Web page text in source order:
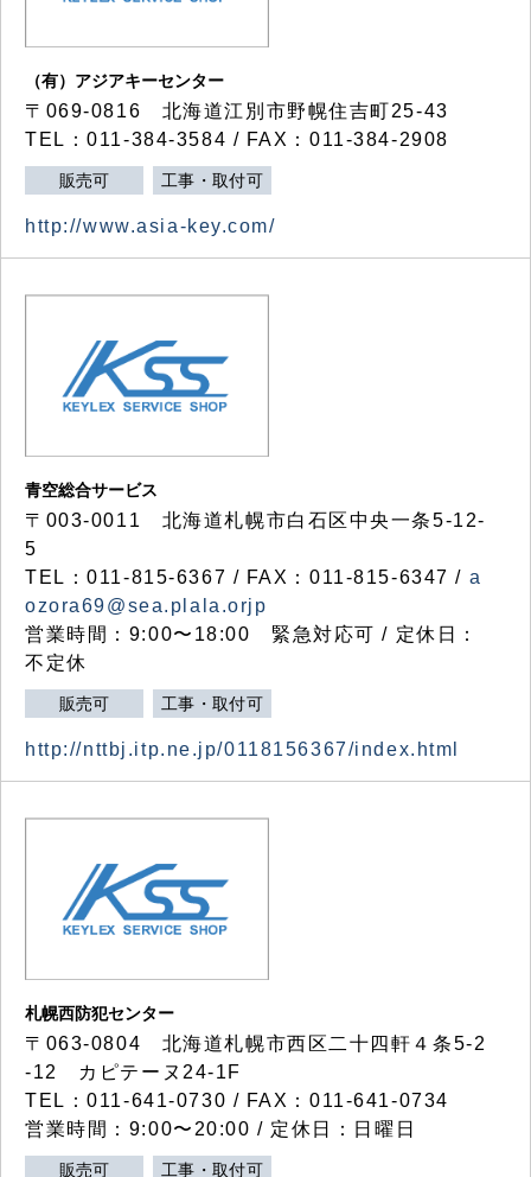
（有）アジアキーセンター
〒069-0816 北海道江別市野幌住吉町25-43
TEL：011-384-3584 / FAX：011-384-2908
販売可 工事・取付可
http://www.asia-key.com/
青空総合サービス
〒003-0011 北海道札幌市白石区中央一条5-12-
5
TEL：011-815-6367 / FAX：011-815-6347 / a
ozora69@sea.plala.orjp
営業時間：9:00〜18:00 緊急対応可 / 定休日：
不定休
販売可 工事・取付可
http://nttbj.itp.ne.jp/0118156367/index.html
札幌西防犯センター
〒063-0804 北海道札幌市西区二十四軒４条5-2
-12 カピテーヌ24-1F
TEL：011-641-0730 / FAX：011-641-0734
営業時間：9:00〜20:00 / 定休日：日曜日
販売可 工事・取付可